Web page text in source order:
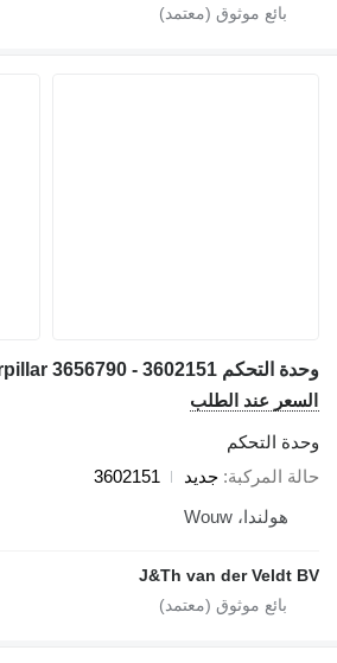
السعر عند الطلب
وحدة التحكم
حالة المركبة جديد
3602151
هولندا، Wouw
J&Th van der Veldt BV